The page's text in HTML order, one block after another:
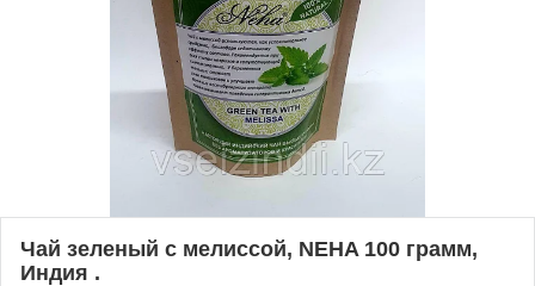
Чай зеленый с мелиссой, NEHA 100 грамм,
Индия .